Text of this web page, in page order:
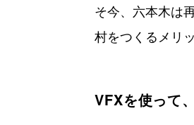
そ今、六本木は
村をつくるメリ
VFXを使って